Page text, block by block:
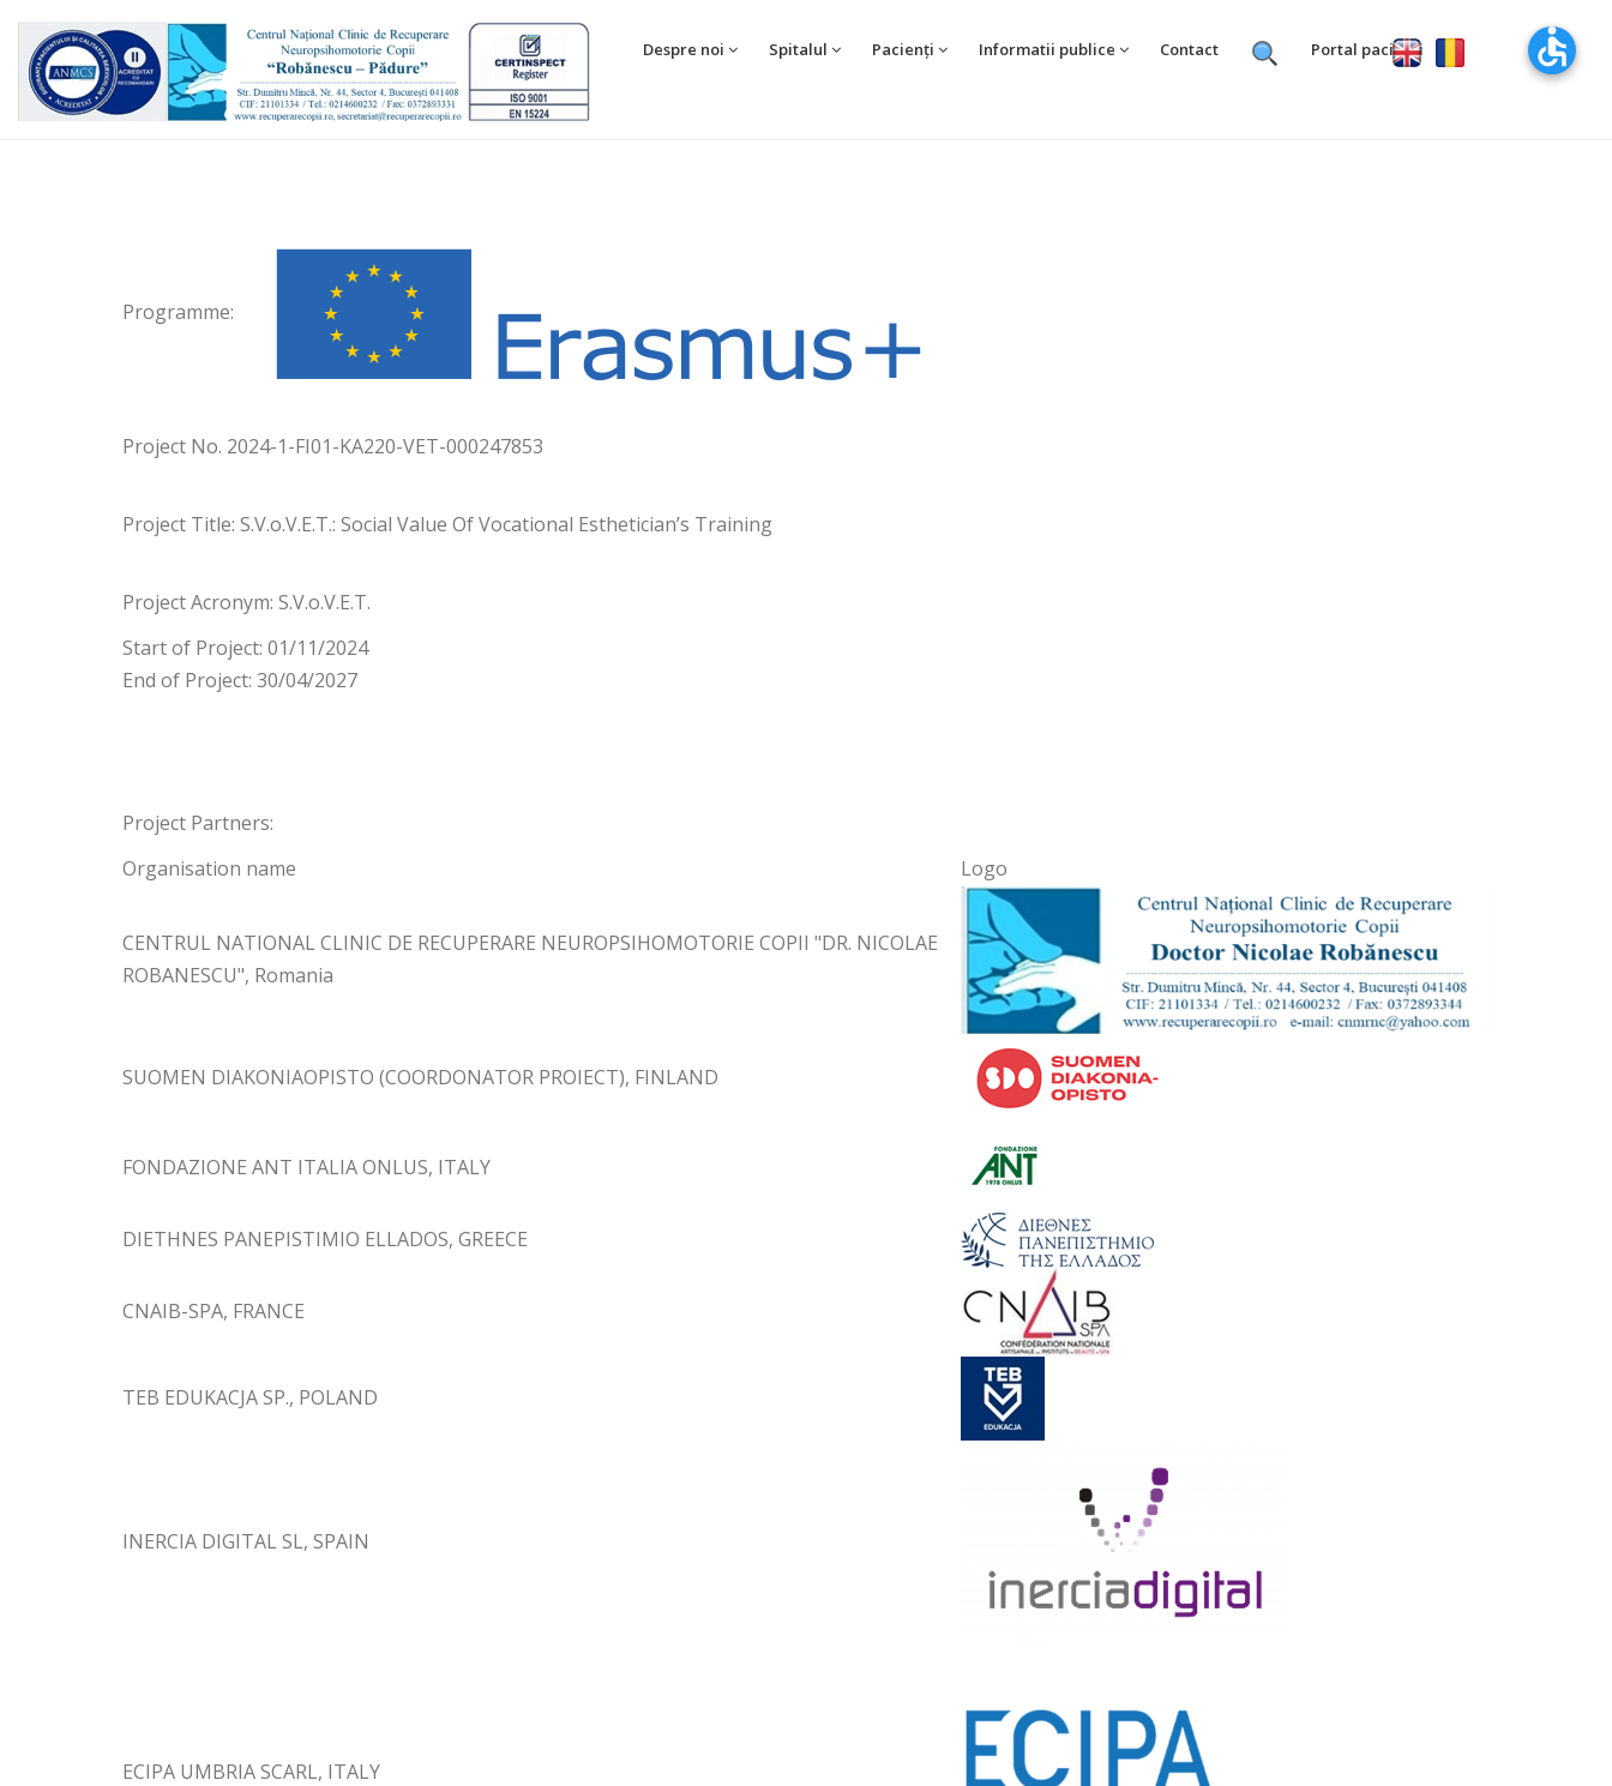
Despre noi Spitalul Pacienți Informatii publice Contact Portal pacienti
Programme:
Project No. 2024-1-FI01-KA220-VET-000247853
Project Title: S.V.o.V.E.T.: Social Value Of Vocational Esthetician’s Training
Project Acronym: S.V.o.V.E.T.
Start of Project: 01/11/2024
End of Project: 30/04/2027
Project Partners:
Organisation name
Logo
CENTRUL NATIONAL CLINIC DE RECUPERARE NEUROPSIHOMOTORIE COPII "DR. NICOLAE
ROBANESCU", Romania
SUOMEN DIAKONIAOPISTO (COORDONATOR PROIECT), FINLAND
FONDAZIONE ANT ITALIA ONLUS, ITALY
DIETHNES PANEPISTIMIO ELLADOS, GREECE
CNAIB-SPA, FRANCE
TEB EDUKACJA SP., POLAND
INERCIA DIGITAL SL, SPAIN
ECIPA UMBRIA SCARL, ITALY